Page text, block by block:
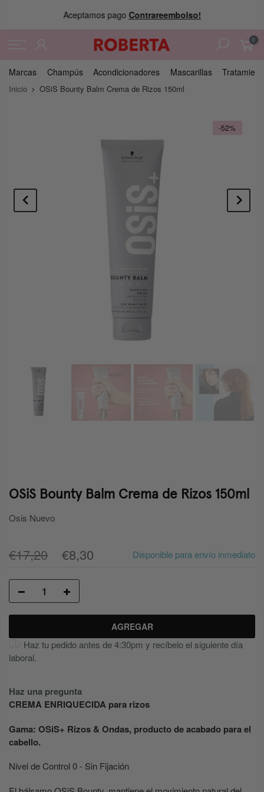
Aceptamos pago Contrareembolso!
0
Marcas Champús Acondicionadores Mascarillas
Inicio OSiS Bounty Balm Crema de Rizos 150ml
-52%
OSiS Bounty Balm Crema de Rizos 150ml
Osis Nuevo
€17,20 €8,30 Disponible para envío inmediato
AGREGAR
Haz tu pedido antes de 4:30pm y recíbelo el siguiente día
laboral.
Haz una pregunta
CREMA ENRIQUECIDA para rizos
Gama: OSiS+ Rizos & Ondas, producto de acabado para el
cabello.
Nivel de Control 0 - Sin Fijación